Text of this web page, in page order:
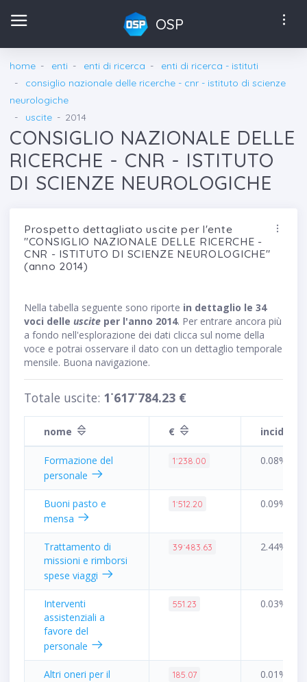
OSP
home enti enti di ricerca
enti di ricerca - istituti
consiglio nazionale delle ricerche - cnr - istituto di scienze
neurologiche
uscite
2014
CONSIGLIO NAZIONALE DELLE
RICERCHE - CNR - ISTITUTO
DI SCIENZE NEUROLOGICHE
Prospetto dettagliato uscite per l'ente
"CONSIGLIO NAZIONALE DELLE RICERCHE -
CNR - ISTITUTO DI SCIENZE NEUROLOGICHE"
(anno 2014)
Nella tabella seguente sono riporte in dettaglio le 34
voci delle uscite per l'anno 2014. Per entrare ancora più
a fondo nell'esplorazione dei dati clicca sul nome della
voce e potrai osservare il dato con un dettaglio temporale
mensile. Buona navigazione.
Totale uscite: 1˙617˙784.23 €
nome €
Formazione del
personale
1˙238.00 0.08%
Buoni pasto e
mensa
1˙512.20 0.09%
Trattamento di
missioni e rimborsi
spese viaggi
39˙483.63 2.44%
Interventi
assistenziali a
favore del
personale
551.23 0.03%
Altri oneri per il
185.07 0.01%